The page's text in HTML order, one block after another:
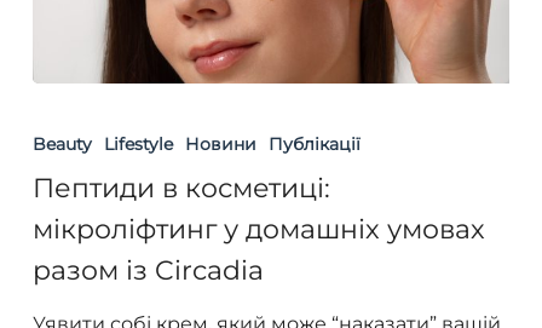
в
мікроліфтинг
у
домашніх
умовах
Beauty Lifestyle Новини Публікації
Пептиди в косметиці:
мікроліфтинг у домашніх умовах
разом із Circadia